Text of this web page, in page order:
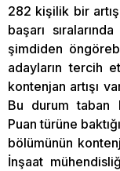
282 kişilik bir
başarı
şimdiden
adayların tercih
kontenjan artışı
Bu durum taban
Puan türüne
bölümünün
İnşaat